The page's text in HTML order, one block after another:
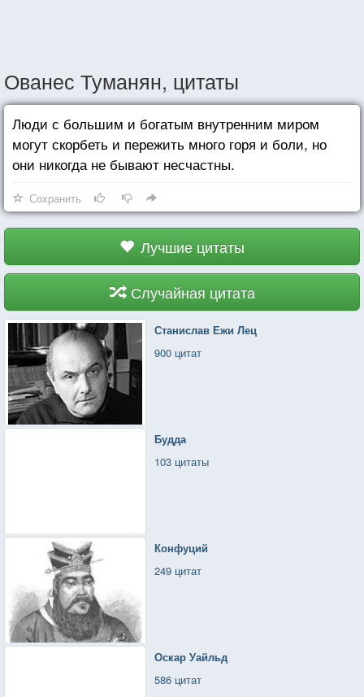
Ованес Туманян, цитаты
Люди с большим и богатым внутренним миром
могут скорбеть и пережить много горя и боли, но
они никогда не бывают несчастны.
Сохранить
Лучшие цитаты
Случайная цитата
Станислав Ежи Лец
900 цитат
Будда
103 цитаты
Конфуций
249 цитат
Оскар Уайльд
586 цитат